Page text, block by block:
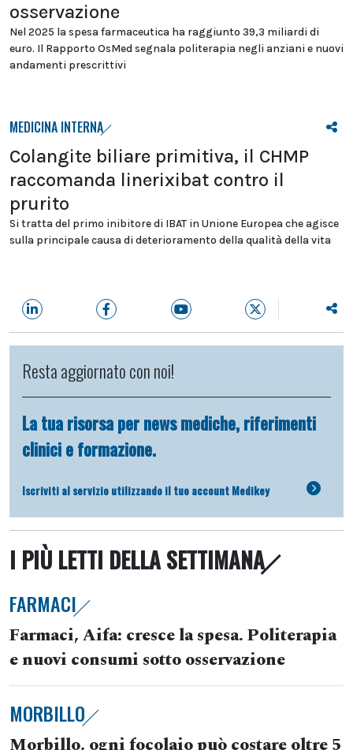
osservazione
Nel 2025 la spesa farmaceutica ha raggiunto 39,3 miliardi di
euro. Il Rapporto OsMed segnala politerapia negli anziani e nuovi
andamenti prescrittivi
MEDICINA INTERNA
Colangite biliare primitiva, il CHMP
raccomanda linerixibat contro il
prurito
Si tratta del primo inibitore di IBAT in Unione Europea che agisce
sulla principale causa di deterioramento della qualità della vita
Resta aggiornato con noi!
La tua risorsa per news mediche, riferimenti
clinici e formazione.
Iscriviti al servizio utilizzando il tuo account Medikey
I PIÙ LETTI DELLA SETTIMANA
FARMACI
Farmaci, Aifa: cresce la spesa. Politerapia
e nuovi consumi sotto osservazione
MORBILLO